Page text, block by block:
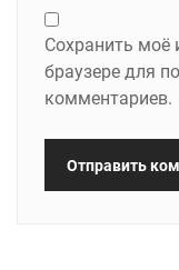
Сохранить моё
браузере для
комментариев.